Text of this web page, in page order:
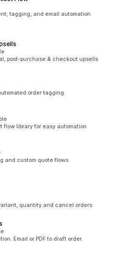
tagging, and email automation
post-purchase & checkout upsells
order tagging.
flow library for easy automation
and custom quote flows
quantity and cancel orders
Email or PDF to draft order.